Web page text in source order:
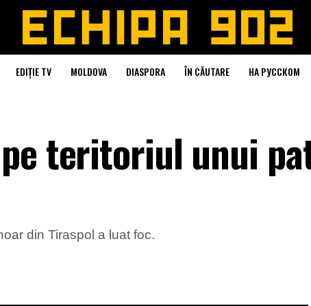
EDIȚIE TV MOLDOVA DIASPORA ÎN CĂUTARE НА РУССКОМ
teritoriul unui
din Tiraspol a luat foc.